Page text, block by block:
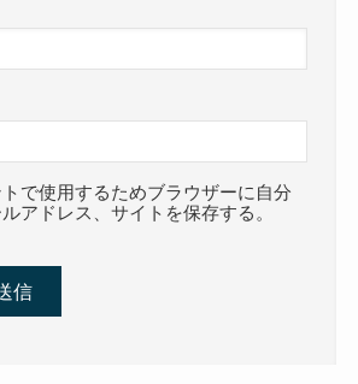
で使用するためブラウザーに自分
アドレス、サイトを保存する。